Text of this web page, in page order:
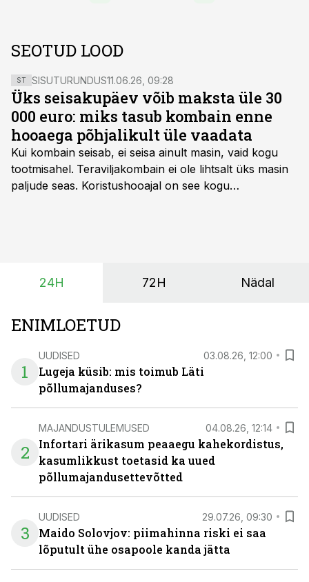
SEOTUD LOOD
ST SISUTURUNDUS11.06.26, 09:28
Üks seisakupäev võib maksta üle 30
000 euro: miks tasub kombain enne
hooaega põhjalikult üle vaadata
Kui kombain seisab, ei seisa ainult masin, vaid kogu
tootmisahel. Teraviljakombain ei ole lihtsalt üks masin
paljude seas. Koristushooajal on see kogu
24H 72H Nädal
ENIMLOETUD
1
UUDISED 03.08.26, 12:00
Lugeja küsib: mis toimub Läti
põllumajanduses?
2
MAJANDUSTULEMUSED 04.08.26, 12:14
Infortari ärikasum peaaegu kahekordistus,
kasumlikkust toetasid ka uued
põllumajandusettevõtted
3
UUDISED 29.07.26, 09:30
Maido Solovjov: piimahinna riski ei saa
lõputult ühe osapoole kanda jätta